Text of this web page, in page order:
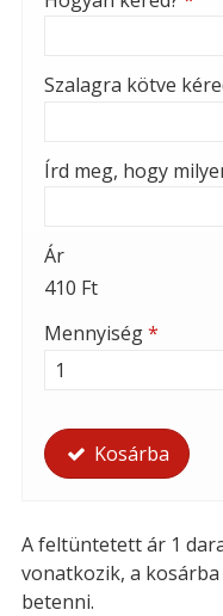
Szalagra kötve
Írd meg, hogy
Ár
410 Ft
Mennyiség*
Kosárba
A feltüntetett ár 1
vonatkozik, a
betenni.